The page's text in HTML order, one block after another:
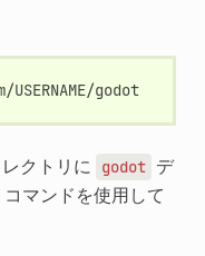
https://github.com/USERNAME/godot
クトリに godot デ
コマンドを使用して